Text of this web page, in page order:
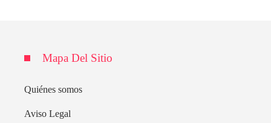
Mapa Del Sitio
Quiénes somos
Aviso Legal